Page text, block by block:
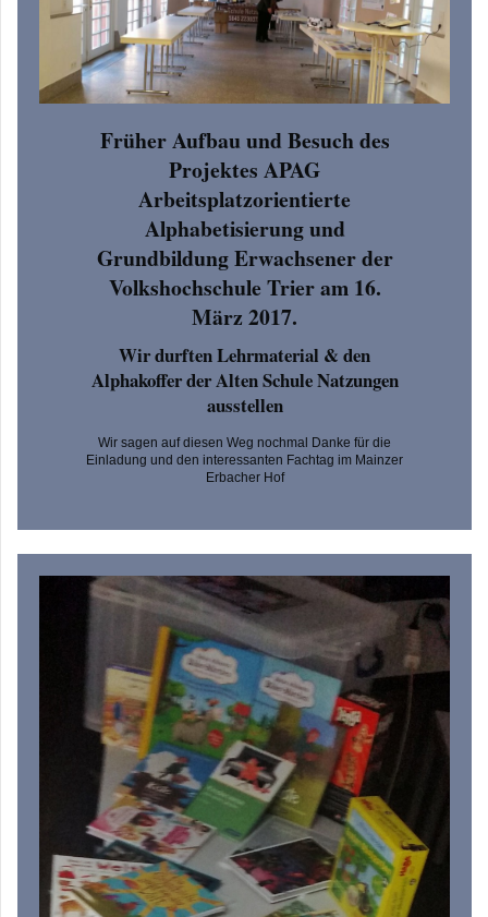
Früher Aufbau und Besuch des
Projektes APAG
Arbeitsplatzorientierte
Alphabetisierung und
Grundbildung Erwachsener der
Volkshochschule Trier am 16.
März 2017.
Wir durften Lehrmaterial & den
Alphakoffer der Alten Schule Natzungen
ausstellen
Wir sagen auf diesen Weg nochmal Danke für die
Einladung und den interessanten Fachtag im Mainzer
Erbacher Hof